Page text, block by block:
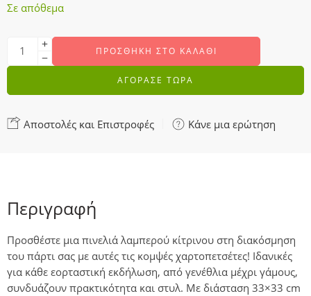
Σε απόθεμα
ΠΡΟΣΘΉΚΗ ΣΤΟ ΚΑΛΆΘΙ
ΑΓΟΡΑΣΕ ΤΩΡΑ
Αποστολές και Επιστροφές Κάνε μια ερώτηση
Περιγραφή
Προσθέστε μια πινελιά λαμπερού κίτρινου στη διακόσμηση
του πάρτι σας με αυτές τις κομψές χαρτοπετσέτες! Ιδανικές
για κάθε εορταστική εκδήλωση, από γενέθλια μέχρι γάμους,
συνδυάζουν πρακτικότητα και στυλ. Με διάσταση 33×33 cm